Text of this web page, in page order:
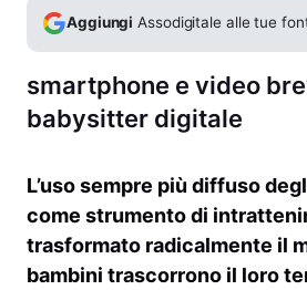
Aggiungi Assodigitale alle tue
smartphone e video
babysitter digitale
L’uso sempre più diffuso
come strumento di
trasformato radicalmente il
bambini trascorrono il loro